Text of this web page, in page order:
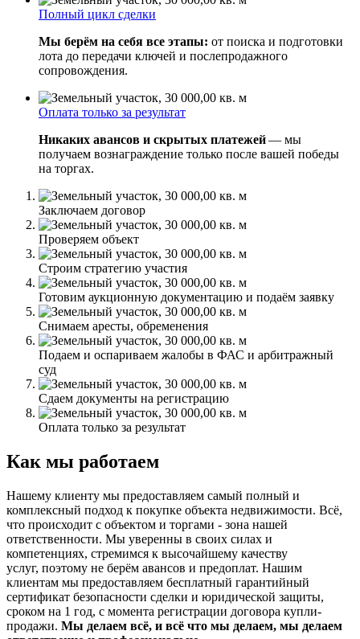
Полный цикл сделки
Мы берём на себя все этапы: от поиска и подготовки
лота до передачи ключей и послепродажного
сопровождения.
Оплата только за результат
Никаких авансов и скрытых платежей— мы
получаем вознаграждение только после вашей победы
на торгах.
Заключаем договор
Проверяем объект
Строим стратегию участия
Готовим аукционную документацию и подаём заявку
Снимаем аресты, обременения
Подаем и оспариваем жалобы в ФАС и арбитражный
суд
Сдаем документы на регистрацию
Оплата только за результат
Как мы работаем
Нашему клиенту мы предоставляем самый полный и
комплексный подход к покупке объекта недвижимости. Всё,
что происходит с объектом и торгами - зона нашей
ответственности. Мы уверенны в своих силах и
компетенциях, стремимся к высочайшему качеству
услуг, поэтому не берём авансов и предоплат. Нашим
клиентам мы предоставляем бесплатный гарантийный
сертификат безопасности сделки и юридической защиты,
сроком на 1 год, с момента регистрации договора купли-
продажи. Мы делаем всё, и всё что мы делаем, мы делаем